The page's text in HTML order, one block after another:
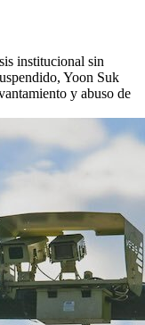
institucional sin
Yoon Suk
y abuso de